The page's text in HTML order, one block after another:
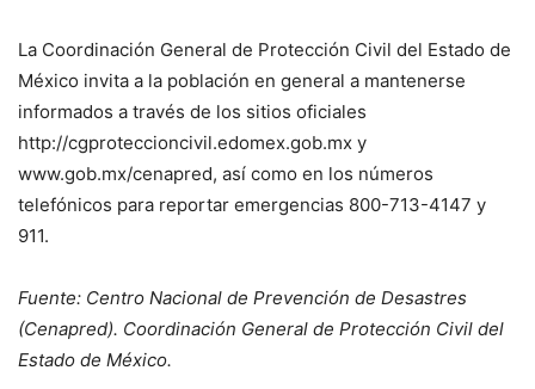
La Coordinación General de Protección Civil del Estado de
México invita a la población en general a mantenerse
informados a través de los sitios oficiales
http://cgproteccioncivil.edomex.gob.mx y
www.gob.mx/cenapred, así como en los números
telefónicos para reportar emergencias 800-713-4147 y
911.
Fuente: Centro Nacional de Prevención de Desastres
(Cenapred). Coordinación General de Protección Civil del
Estado de México.